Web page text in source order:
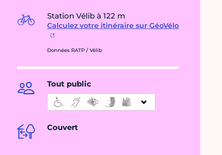
Station Vélib à 122 m
Calculez votre itinéraire sur GéoVélo
Données RATP / Vélib
Tout public
Couvert